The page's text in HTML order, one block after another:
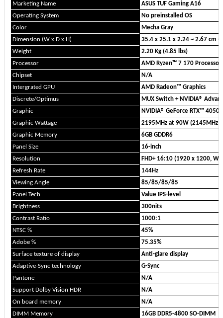
Marketing Name
ASUS TUF Gaming A16
Operating System
No preinstalled OS
Color
Mecha Gray
Dimension (W x D x H)
35.4 x 25.1 x 2.24 ~ 2.67 cm
Weight
2.20 Kg (4.85 lbs)
Processor
AMD Ryzen™ 7 170 Processor
Chipset
N/A
Intergrated GPU
AMD Radeon™ Graphics
Discrete/Optimus
MUX Switch + NVIDIA®
Graphic
NVIDIA® GeForce RTX™ 4050
Graphic Wattage
2195MHz at 90W (2145MHz
Graphic Memory
6GB GDDR6
Panel Size
16-inch
Resolution
FHD+ 16:10 (1920 x 1200,
Refresh Rate
144Hz
Viewing Angle
85/85/85/85
Panel Tech
Value IPS-level
Brightness
300nits
Contrast Ratio
1000:1
NTSC %
45%
Adobe %
75.35%
Surface texture of display
Anti-glare display
Adaptive-Sync technology
G-Sync
Pantone
N/A
Support Dolby Vision HDR
N/A
On board memory
N/A
DIMM Memory
16GB DDR5-4800 SO-DIMM